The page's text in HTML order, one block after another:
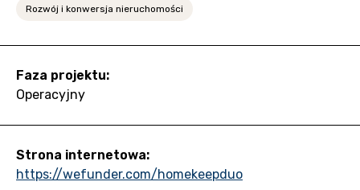
Rozwój i konwersja nieruchomości
Faza projektu:
Operacyjny
Strona internetowa:
https://wefunder.com/homekeepduo